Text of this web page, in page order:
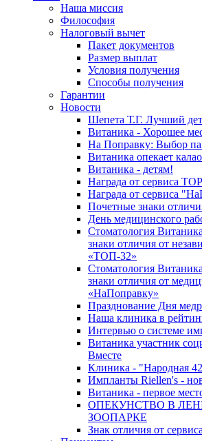
Наша миссия
Философия
Налоговый вычет
Пакет документов
Размер выплат
Условия получения
Способы получения
Гарантии
Новости
Шепета Т.Г. Лучший
Витаника - Хорошее
На Поправку: Выбор
Витаника опекает
Витаника - детям!
Награда от сервиса
Награда от сервиса
Почетные знаки
День медицинского
Стоматология
знаки отличия от
«ТОП-32»
Стоматология
знаки отличия от
«НаПоправку»
Празднование Дня
Наша клиника в
Интервью о системе
Витаника участник
Вместе
Клиника - "Народная
Импланты Riellen's -
Витаника - первое
ОПЕКУНСТВО В
ЗООПАРКЕ
Знак отличия от